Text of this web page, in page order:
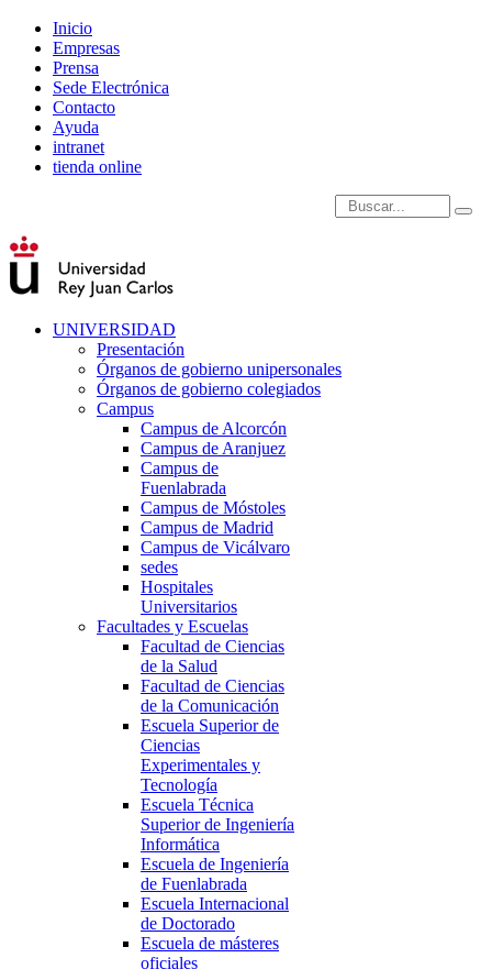
Inicio
Empresas
Prensa
Sede Electrónica
Contacto
Ayuda
intranet
tienda online
Introduce términos de
UNIVERSIDAD
Presentación
Órganos de gobierno unipersonales
Órganos de gobierno colegiados
Campus
Campus de Alcorcón
Campus de Aranjuez
Campus de
Fuenlabrada
Campus de Móstoles
Campus de Madrid
Campus de Vicálvaro
sedes
Hospitales
Universitarios
Facultades y Escuelas
Facultad de Ciencias
de la Salud
Facultad de Ciencias
de la Comunicación
Escuela Superior de
Ciencias
Experimentales y
Tecnología
Escuela Técnica
Superior de Ingeniería
Informática
Escuela de Ingeniería
de Fuenlabrada
Escuela Internacional
de Doctorado
Escuela de másteres
oficiales